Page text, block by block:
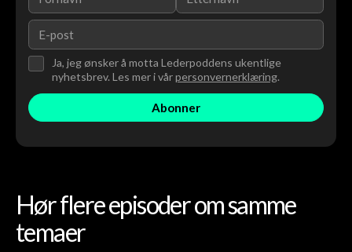
Ja, jeg ønsker å motta Lederpoddens ukentlige
nyhetsbrev. Les mer i vårpersonvernerklæring.
Hør flere episoder om samme
temaer